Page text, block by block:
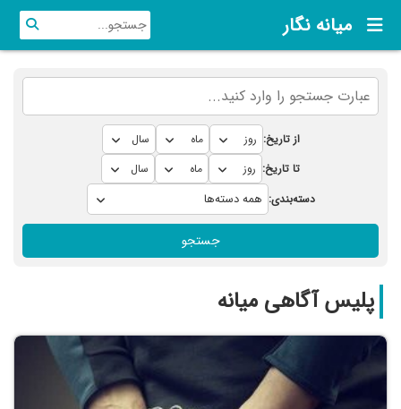
میانه نگار
از تاریخ:
تا تاریخ:
دسته‌بندی:
جستجو
پلیس آگاهی میانه